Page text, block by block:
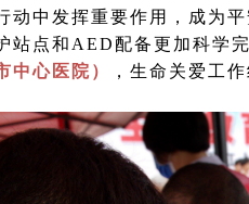
动中发挥重要作用，成为
站点和AED配备更加科学
中心医院）
，生命关爱工